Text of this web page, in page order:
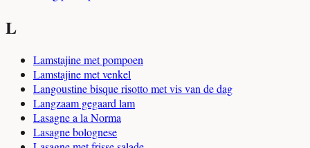
L
Lamstajine met pompoen
Lamstajine met venkel
Langoustine bisque risotto met vis van de dag
Langzaam gegaard lam
Lasagne a la Norma
Lasagne bolognese